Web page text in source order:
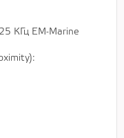
КГц ЕМ-Marine